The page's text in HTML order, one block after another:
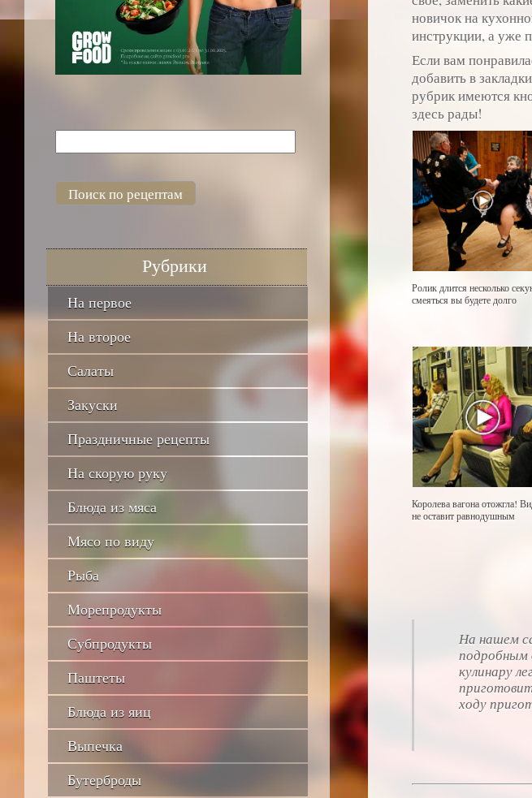
Рубрики
На первое
На второе
Салаты
Закуски
Праздничные рецепты
На скорую руку
Блюда из мяса
Мясо по виду
Рыба
Морепродукты
Субпродукты
Паштеты
Блюда из яиц
Выпечка
Бутерброды
новичок на
инструкции, а уже
Если вам
добавить в
рубрик имеются
здесь рады!
Ролик длится несколько
смеяться вы будете долго
Королева вагона отожгла!
не оставит равнодушным
На нашем
подробным
кулинару
ходу